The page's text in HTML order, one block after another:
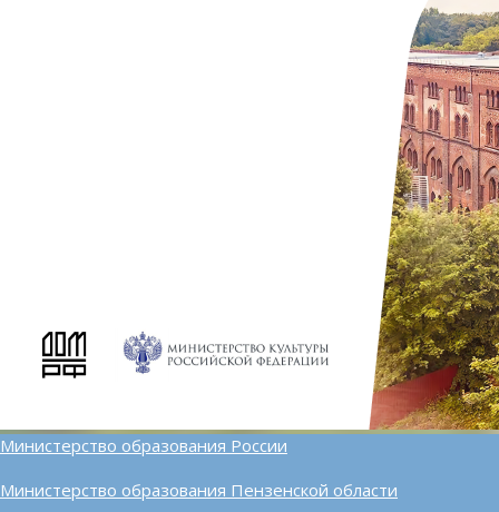
Министерство образования России
Министерство образования Пензенской области